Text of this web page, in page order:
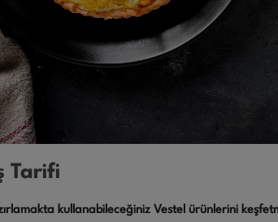
Tarifi
kullanabileceğiniz Vestel ürünlerini